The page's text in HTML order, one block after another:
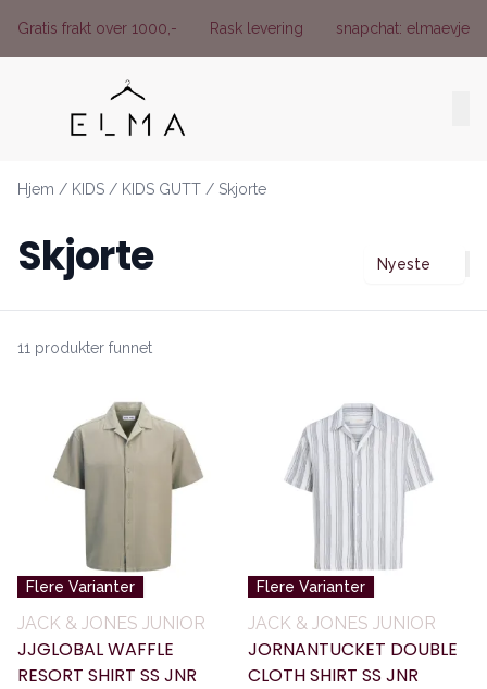
Gratis frakt over 1000,- Rask levering snapchat: elmaevje
Hjem / KIDS / KIDS GUTT / Skjorte
Skjorte Nyeste
11 produkter funnet
Flere Varianter
JACK & JONES JUNIOR
JJGLOBAL WAFFLE
RESORT SHIRT SS JNR
Flere Varianter
JACK & JONES JUNIOR
JORNANTUCKET DOUBLE
CLOTH SHIRT SS JNR